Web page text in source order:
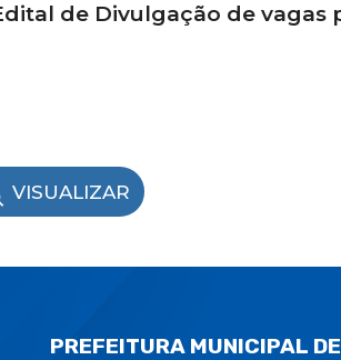
de Divulgação de
VISUALIZAR
PREFEITURA MUNICIPAL